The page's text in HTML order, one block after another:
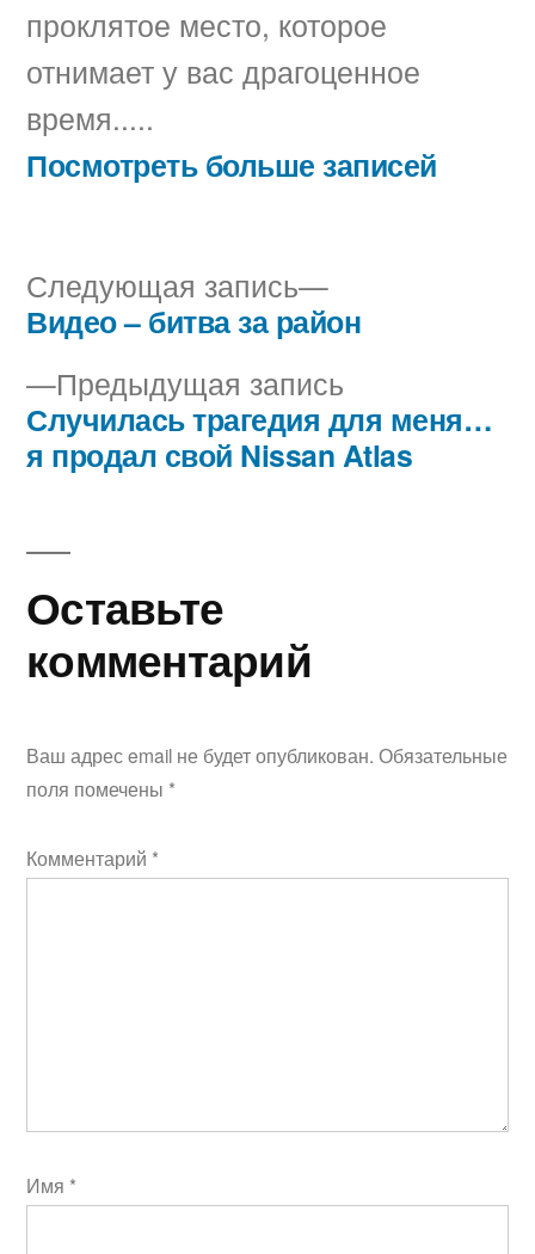
проклятое место, которое
отнимает у вас драгоценное
время.....
Посмотреть больше записей
Навигация
по
записям
Предыдущая запись
запись:
Случилась трагедия для меня…
я продал свой Nissan Atlas
Следующая запись
Следующая
запись:
Видео – битва за район
Оставьте
комментарий
Ваш адрес email не будет опубликован. Обязательные
поля помечены *
Комментарий *
Имя *